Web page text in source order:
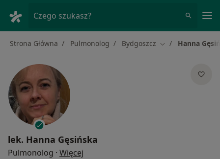
Czego szukasz?
Strona Główna Pulmonolog Bydgoszcz Zmień miasto
Hanna
lek. Hanna Gęsińska
Pulmonolog · Więcej